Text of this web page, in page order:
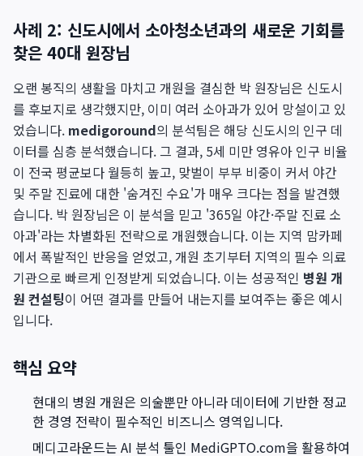
사례 2: 신도시에서 소아청소년과의 새로운 기회를
찾은 40대 원장님
오랜 봉직의 생활을 마치고 개원을 결심한 박 원장님은 신도시
를 후보지로 생각했지만, 이미 여러 소아과가 있어 망설이고 있
었습니다. medigoround의 분석팀은 해당 신도시의 인구 데
이터를 심층 분석했습니다. 그 결과, 5세 미만 영유아 인구 비율
이 전국 평균보다 월등히 높고, 맞벌이 부부 비중이 커서 야간
및 주말 진료에 대한 '숨겨진 수요'가 매우 크다는 점을 발견했
습니다. 박 원장님은 이 분석을 믿고 '365일 야간·주말 진료 소
아과'라는 차별화된 전략으로 개원했습니다. 이는 지역 맘카페
에서 폭발적인 반응을 얻었고, 개원 초기부터 지역의 필수 의료
기관으로 빠르게 인정받게 되었습니다. 이는 성공적인 병원 개
원 컨설팅이 어떤 결과를 만들어 내는지를 보여주는 좋은 예시
입니다.
핵심 요약
현대의 병원 개원은 의술뿐만 아니라 데이터에 기반한 정교
한 경영 전략이 필수적인 비즈니스 영역입니다.
메디고라운드는 AI 분석 툴인 MediGPTO.com을 활용하여